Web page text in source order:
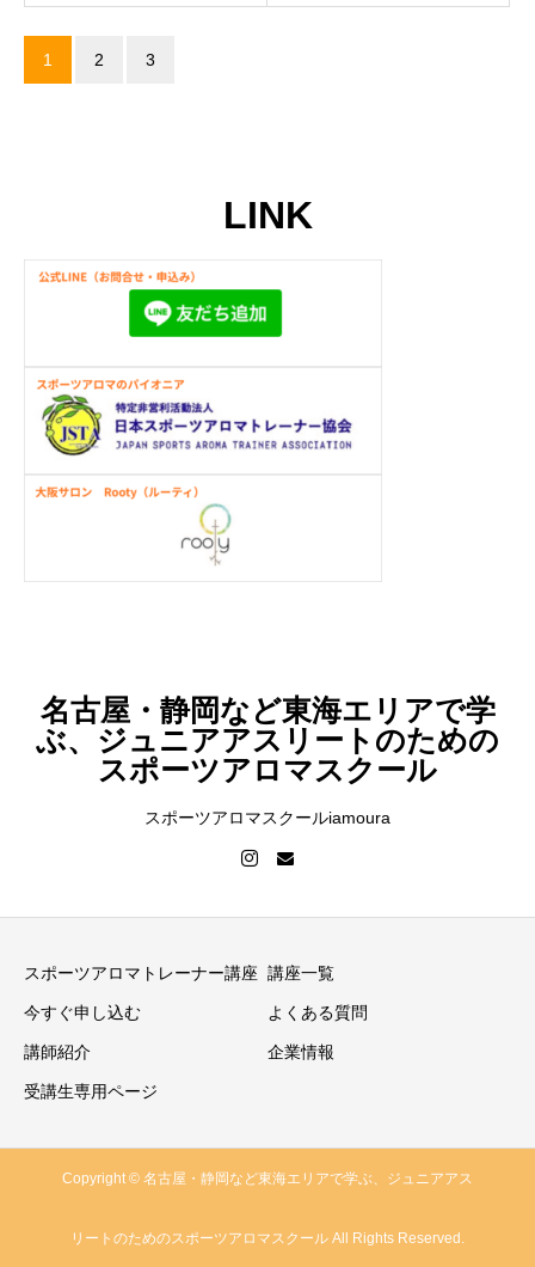
1 2 3
LINK
名古屋・静岡など東海エリアで学
ぶ、ジュニアアスリートのための
スポーツアロマスクール
スポーツアロマスクールiamoura
スポーツアロマトレーナー講座 講座一覧
今すぐ申し込む よくある質問
講師紹介 企業情報
受講生専用ページ
Copyright © 名古屋・静岡など東海エリアで学ぶ、ジュニアアス
リートのためのスポーツアロマスクール All Rights Reserved.